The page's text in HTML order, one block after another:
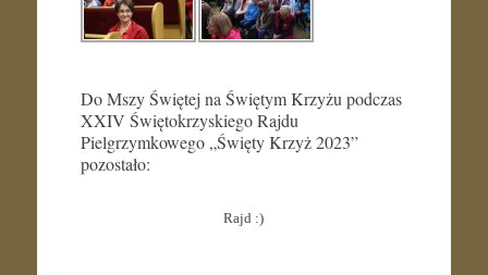
Do Mszy Świętej na Świętym Krzyżu podczas
XXIV Świętokrzyskiego Rajdu
Pielgrzymkowego „Święty Krzyż 2023”
pozostało:
Rajd :)